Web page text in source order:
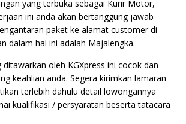
yang terbuka sebagai Kurir Motor,
ini anda akan bertanggung jawab
paket ke alamat customer di
dalam hal ini adalah Majalengka.
ditawarkan oleh KGXpress ini cocok dan
keahlian anda. Segera kirimkan lamaran
terlebih dahulu detail lowongannya
kualifikasi / persyaratan beserta tatacara